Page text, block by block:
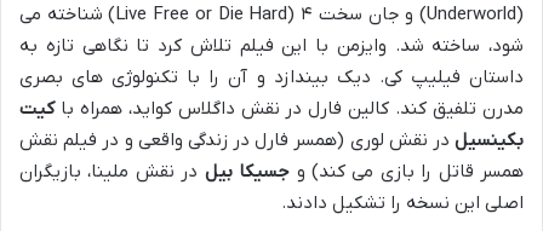
(Underworld) و جان سخت ۴ (Live Free or Die Hard) شناخته می
شود، ساخته شد. وایزمن با این فیلم تلاش کرد تا نگاهی تازه به
داستان فیلیپ کی. دیک بیندازد و آن را با تکنولوژی های بصری
مدرن تلفیق کند. کالین فارل در نقش داگلاس کواید، همراه باکیت
بکینسیل در نقش لوری (همسر فارل در زندگی واقعی و در فیلم نقش
همسر قاتل را بازی می کند) و جسیکا بیل در نقش ملینا، بازیگران
اصلی این نسخه را تشکیل دادند.